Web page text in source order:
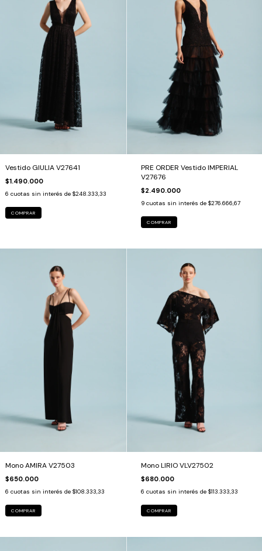
Vestido GIULIA V27641
$1.490.000
6 cuotas sin interés de $248.333,33
COMPRAR
PRE ORDER Vestido IMPERIAL
V27676
$2.490.000
9 cuotas sin interés de $276.666,67
COMPRAR
Mono AMIRA V27503
$650.000
6 cuotas sin interés de $108.333,33
COMPRAR
Mono LIRIO VLV27502
$680.000
6 cuotas sin interés de $113.333,33
COMPRAR